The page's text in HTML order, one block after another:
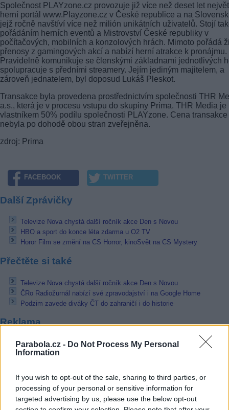
Parabola.cz - Do Not Process My Personal
Information
If you wish to opt-out of the sale, sharing to third parties, or
processing of your personal or sensitive information for
targeted advertising by us, please use the below opt-out
Společnost PLAYzone.cz provozuje již více než deset let
herní portál www.Playzone.cz v České republice a na
jejž ročně navštíví více než milión unikátních uživatelů. Stojí
pořádáním herních eventů a Mistrovství České republiky v
počítačových, mobilních a konzolových hrách. Mimoto pořádá
přenosy z gamingových akcí a nabízí herní atrakce k pronájmu.
Pravidelně komunikuje se členskými základnami jednotlivých
spolupracuje s předními streamery. Jejím jediným majitelem, a
zároveň jednatelem, byl doposud Lukáš Pleskot.
Transakce byla provedena prostřednictvím společnosti THR
a.s., která je v procesu vstupu do skupiny Prima. THR Media je
vlastníkem 50% podílu společnosti PLAYzone. Cena transakce
nebyla po dohodě obou stran zveřejněna.
zdroj: Prima
FACEBOOK TWITTER
Další Zprávičky
Televize Nova chystá další ročník akce Den s Novou
HBO a sport do konce léta zdarma u O2 TV
Horor Film se změní na CS Horror, kinoSvět na CS Mystery
Přečtěte si také
Televize Nova chystá další ročník akce Den s Novou
ČRo Radiožurnál nabízí své zpravodajství i na Google Home
Podzim zavede diváky ČT do zahraničí i do historie
Reklama
Pracovní nabídky
07.08.2026 - Bosch Powertrain s.r.o. Jihlava • obsluha CNC strojů •
48.400 Kč • náborový bonus 50.000 Kč • příspěvek na ubytování
okres Jihlava)
06.08.2026 -Bosch Powertrain s.r.o. Jihlava • CNC operátor• mzda